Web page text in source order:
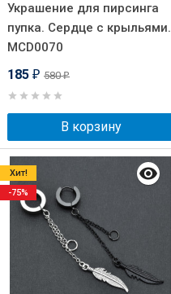
Украшение для пирсинга
пупка. Сердце с крыльями.
MCD0070
185 ₽ 580₽
В корзину
Хит!
-75%